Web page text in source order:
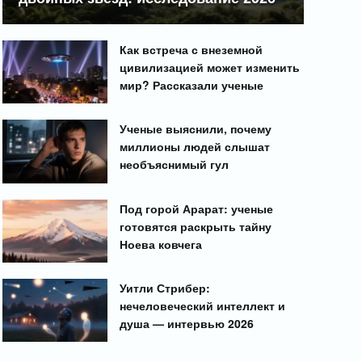
Как встреча с внеземной
цивилизацией может изменить
мир? Рассказали ученые
Ученые выяснили, почему
миллионы людей слышат
необъяснимый гул
Под горой Арарат: ученые
готовятся раскрыть тайну
Ноева ковчега
Уитли Стрибер:
нечеловеческий интеллект и
душа — интервью 2026